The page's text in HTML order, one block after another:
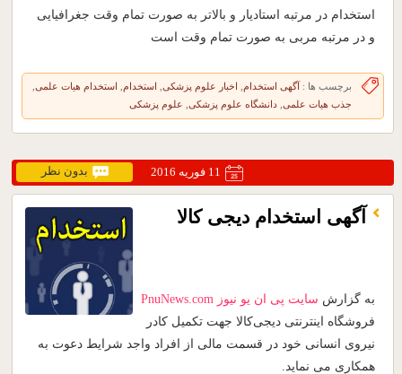
استخدام در مرتبه استادیار و بالاتر به صورت تمام وقت جغرافیایی
و در مرتبه مربی به صورت تمام وقت است
برچسب ها : آگهی استخدام اخبار علوم پزشکی, استخدام استخدام هیات علمی,
جذب هیات علمی, دانشگاه علوم پزشکی, علوم پزشکی
بدون نظر 11 فوریه 2016
آگهی استخدام دیجی کالا
به گزارش سایت پی ان یو نیوز PnuNews.com
فروشگاه اینترنتی دیجی‌کالا جهت تکمیل کادر
نیروی انسانی خود در قسمت مالی از افراد واجد شرایط دعوت به
همکاری می نماید.